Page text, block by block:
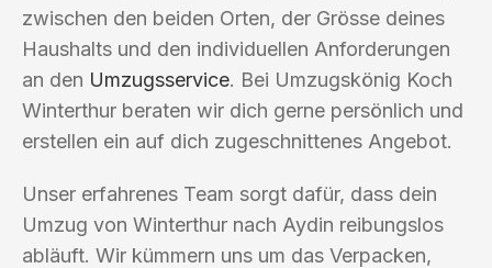
zwischen den beiden Orten, der Grösse deines
Haushalts und den individuellen Anforderungen
an den Umzugsservice. Bei Umzugskönig Koch
Winterthur beraten wir dich gerne persönlich und
erstellen ein auf dich zugeschnittenes Angebot.
Unser erfahrenes Team sorgt dafür, dass dein
Umzug von Winterthur nach Aydin reibungslos
abläuft. Wir kümmern uns um das Verpacken,